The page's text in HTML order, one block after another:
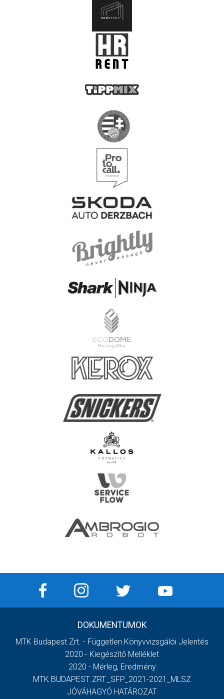
DOKUMENTUMOK
MTK Budapest Zrt. - Független Könyvvizsgálói Jelentés
2020 - Kiegészítő Melléklet
2020 - Mérleg, Eredmény
MTK BUDAPEST ZRT._SFP_2021-2021_MLSZ
JÓVÁHAGYÓ HATÁROZAT